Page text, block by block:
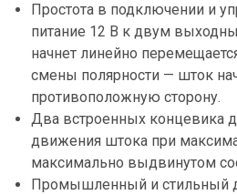
Простота в подключении и
питание 12 В к двум
начнет линейно
смены полярности — шток
противоположную сторону.
Два встроенных концевика
движения штока при
максимально выдвинутом
Промышленный и стильный